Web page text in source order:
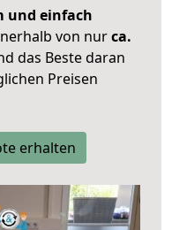
und einfach
von nurca.
das Beste daran
Preisen
erhalten